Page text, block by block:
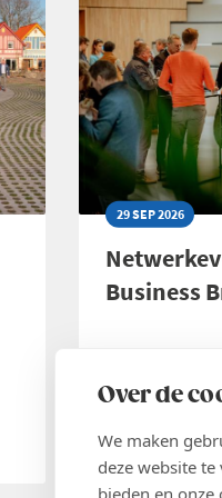
Over de
We maken
deze website
bieden en
29 SEP 2026
Business
Inschrijven
LEES MEER
ABOUT
BELFIL